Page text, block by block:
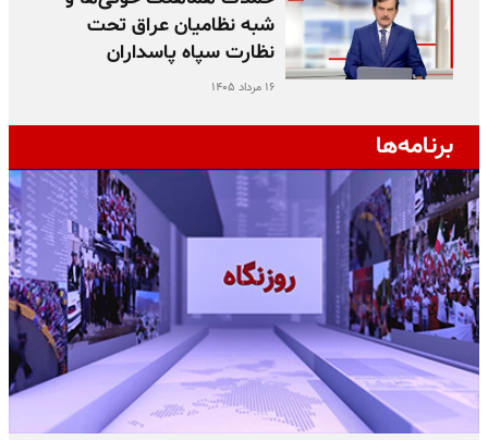
شبه نظامیان عراق تحت
نظارت سپاه پاسداران
۱۶ مرداد ۱۴۰۵
برنامه‌ها